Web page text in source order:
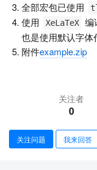
全部宏包已使用
使用
XeLaTeX 编
也是使用默认字体
附件example.zip
关注者
0
关注问题 我来回答